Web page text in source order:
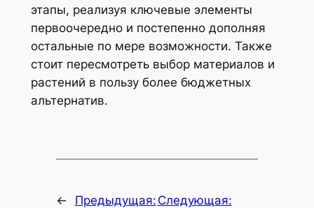
этапы, реализуя ключевые элементы
первоочередно и постепенно дополняя
остальные по мере возможности. Также
стоит пересмотреть выбор материалов и
растений в пользу более бюджетных
альтернатив.
←
Предыдущая: Следующая: